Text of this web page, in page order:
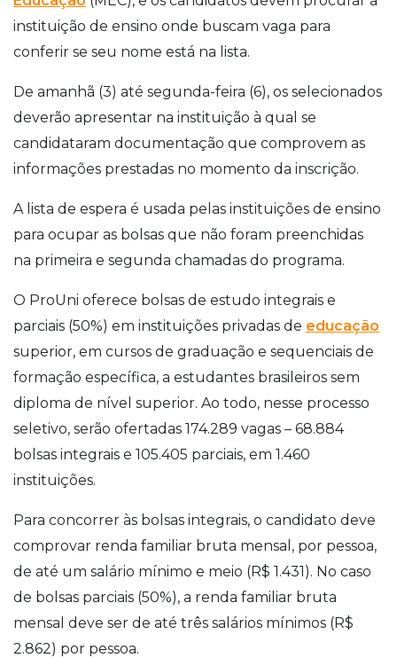
instituição de ensino onde buscam vaga para
conferir se seu nome está na lista.
De amanhã (3) até segunda-feira (6), os selecionados
deverão apresentar na instituição à qual se
candidataram documentação que comprovem as
informações prestadas no momento da inscrição.
A lista de espera é usada pelas instituições de ensino
para ocupar as bolsas que não foram preenchidas
na primeira e segunda chamadas do programa.
O ProUni oferece bolsas de estudo integrais e
parciais (50%) em instituições privadas de educação
superior, em cursos de graduação e sequenciais de
formação específica, a estudantes brasileiros sem
diploma de nível superior. Ao todo, nesse processo
seletivo, serão ofertadas 174.289 vagas – 68.884
bolsas integrais e 105.405 parciais, em 1.460
instituições.
Para concorrer às bolsas integrais, o candidato deve
comprovar renda familiar bruta mensal, por pessoa,
de até um salário mínimo e meio (R$ 1.431). No caso
de bolsas parciais (50%), a renda familiar bruta
mensal deve ser de até três salários mínimos (R$
2.862) por pessoa.